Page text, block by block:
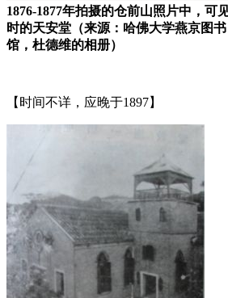
1876-1877年拍摄的仓前山照片中，可
时的天安堂（来源：哈佛大学燕京图书
馆，杜德维的相册）
【时间不详，应晚于1897】